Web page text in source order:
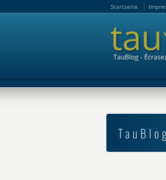
Startseite
Startseite